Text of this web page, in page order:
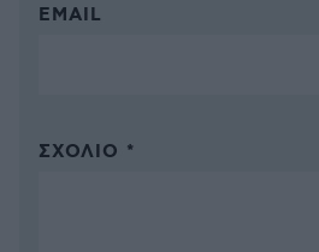
EMAIL
ΣΧΌΛΙΟ *